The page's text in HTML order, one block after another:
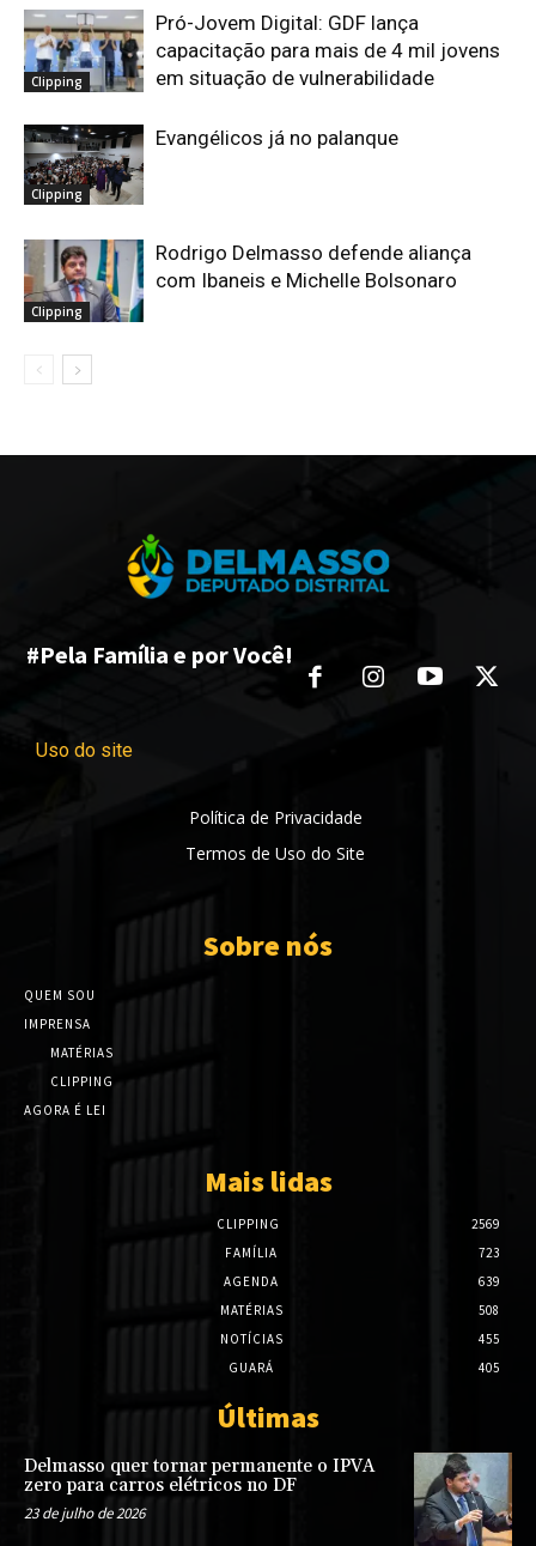
Clipping
Pró-Jovem Digital: GDF lança
capacitação para mais de 4 mil jovens
em situação de vulnerabilidade
Clipping
Evangélicos já no palanque
Clipping
Rodrigo Delmasso defende aliança
com Ibaneis e Michelle Bolsonaro
#Pela Família e por Você!
Uso do site
Política de Privacidade
Termos de Uso do Site
Sobre nós
QUEM SOU
IMPRENSA
MATÉRIAS
CLIPPING
AGORA É LEI
Mais lidas
CLIPPING
2569
FAMÍLIA
723
AGENDA
639
MATÉRIAS
508
NOTÍCIAS
455
GUARÁ
405
Últimas
Delmasso quer tornar permanente o IPVA
zero para carros elétricos no DF
23 de julho de 2026